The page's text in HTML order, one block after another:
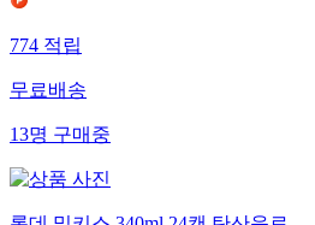
774적립
무료배송
13명구매중